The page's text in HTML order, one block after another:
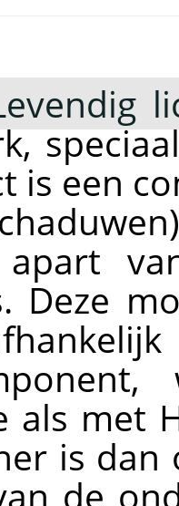
is een
apart
Deze
als met
is dan
de